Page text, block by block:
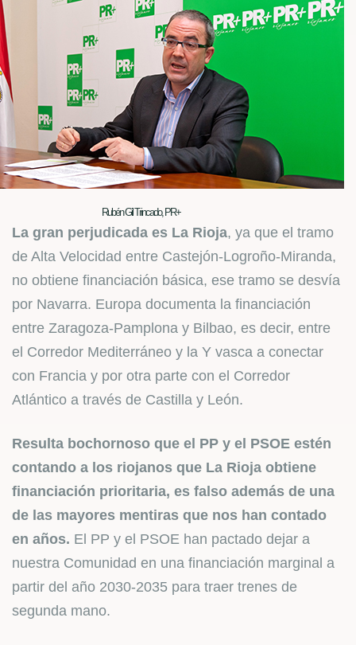
Rubén Gil Trincado, PR+
La gran perjudicada es La Rioja, ya que el tramo
de Alta Velocidad entre Castejón-Logroño-Miranda,
no obtiene financiación básica, ese tramo se desvía
por Navarra. Europa documenta la financiación
entre Zaragoza-Pamplona y Bilbao, es decir, entre
el Corredor Mediterráneo y la Y vasca a conectar
con Francia y por otra parte con el Corredor
Atlántico a través de Castilla y León.
Resulta bochornoso que el PP y el PSOE estén
contando a los riojanos que La Rioja obtiene
financiación prioritaria, es falso además de una
de las mayores mentiras que nos han contado
en años. El PP y el PSOE han pactado dejar a
nuestra Comunidad en una financiación marginal a
partir del año 2030-2035 para traer trenes de
segunda mano.